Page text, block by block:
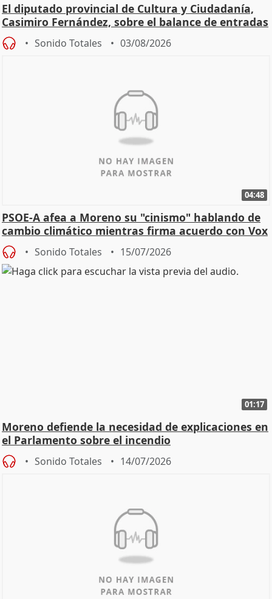
El diputado provincial de Cultura y Ciudadanía,
Casimiro Fernández, sobre el balance de entradas
Sonido Totales 03/08/2026
04:48
PSOE-A afea a Moreno su "cinismo" hablando de
cambio climático mientras firma acuerdo con Vox
Sonido Totales 15/07/2026
01:17
Moreno defiende la necesidad de explicaciones en
el Parlamento sobre el incendio
Sonido Totales 14/07/2026